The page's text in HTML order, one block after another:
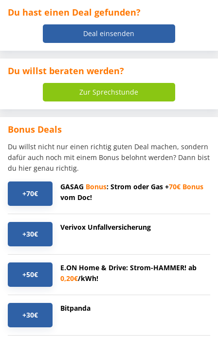
Du hast einen Deal gefunden?
Deal einsenden
Du willst beraten werden?
Zur Sprechstunde
Bonus Deals
Du willst nicht nur einen richtig guten Deal machen, sondern
dafür auch noch mit einem Bonus belohnt werden? Dann bist
du hier genau richtig.
+70€
GASAG Bonus: Strom oder Gas +70€ Bonus
vom Doc!
+30€
Verivox Unfallversicherung
+50€
E.ON Home & Drive: Strom-HAMMER! ab
0,20€/kWh!
+30€
Bitpanda